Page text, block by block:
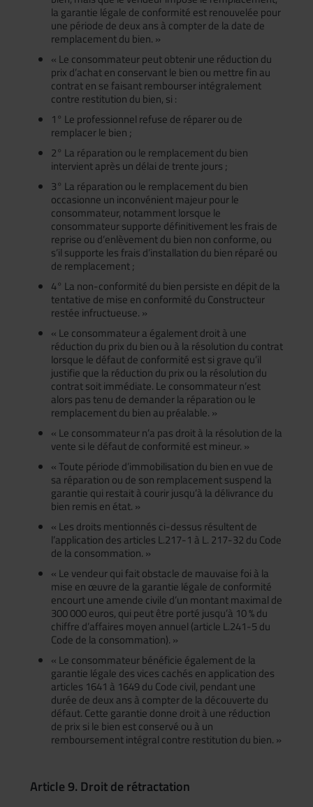
la garantie légale de conformité est renouvelée pour
une période de deux ans à compter de la date de
remplacement du bien. »
« Le consommateur peut obtenir une réduction du
prix d’achat en conservant le bien ou mettre fin au
contrat en se faisant rembourser intégralement
contre restitution du bien, si :
1° Le professionnel refuse de réparer ou de
remplacer le bien ;
2° La réparation ou le remplacement du bien
intervient après un délai de trente jours ;
3° La réparation ou le remplacement du bien
occasionne un inconvénient majeur pour le
consommateur, notamment lorsque le
consommateur supporte définitivement les frais de
reprise ou d’enlèvement du bien non conforme, ou
s’il supporte les frais d’installation du bien réparé ou
de remplacement ;
4° La non-conformité du bien persiste en dépit de la
tentative de mise en conformité du Constructeur
restée infructueuse. »
« Le consommateur a également droit à une
réduction du prix du bien ou à la résolution du contrat
lorsque le défaut de conformité est si grave qu’il
justifie que la réduction du prix ou la résolution du
contrat soit immédiate. Le consommateur n’est
alors pas tenu de demander la réparation ou le
remplacement du bien au préalable. »
« Le consommateur n’a pas droit à la résolution de la
vente si le défaut de conformité est mineur. »
« Toute période d’immobilisation du bien en vue de
sa réparation ou de son remplacement suspend la
garantie qui restait à courir jusqu’à la délivrance du
bien remis en état. »
« Les droits mentionnés ci-dessus résultent de
l’application des articles L.217-1 à L. 217-32 du Code
de la consommation. »
« Le vendeur qui fait obstacle de mauvaise foi à la
mise en œuvre de la garantie légale de conformité
encourt une amende civile d’un montant maximal de
300 000 euros, qui peut être porté jusqu’à 10 % du
chiffre d’affaires moyen annuel (article L.241-5 du
Code de la consommation). »
« Le consommateur bénéficie également de la
garantie légale des vices cachés en application des
articles 1641 à 1649 du Code civil, pendant une
durée de deux ans à compter de la découverte du
défaut. Cette garantie donne droit à une réduction
de prix si le bien est conservé ou à un
remboursement intégral contre restitution du bien. »
Article 9. Droit de rétractation